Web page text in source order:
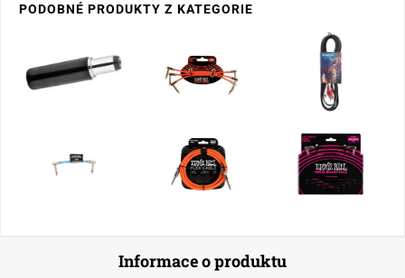
PODOBNÉ PRODUKTY Z KATEGORIE
Informace o produktu